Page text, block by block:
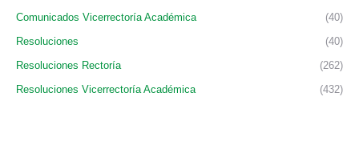
Comunicados Vicerrectoría Académica
(40)
Resoluciones
(40)
Resoluciones Rectoría
(262)
Resoluciones Vicerrectoría Académica
(432)